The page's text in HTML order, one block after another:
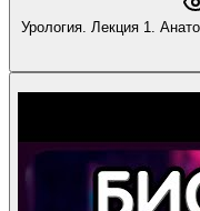
Урология. Лекция 1.